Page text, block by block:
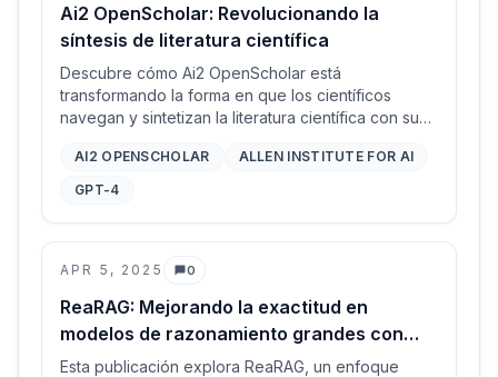
Ai2 OpenScholar: Revolucionando la
síntesis de literatura científica
Descubre cómo Ai2 OpenScholar está
transformando la forma en que los científicos
navegan y sintetizan la literatura científica con su
avanzada.
AI2 OPENSCHOLAR
ALLEN INSTITUTE FOR AI
GPT-4
APR 5, 2025 0
Comentarios
ReaRAG: Mejorando la exactitud en
modelos de razonamiento grandes con
razonamiento guiado por conocimiento
Esta publicación explora ReaRAG, un enfoque